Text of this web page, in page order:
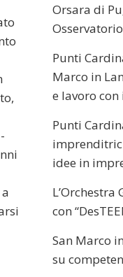
Orsara di
Punti
Marco in
e lavoro
Punti
idee in
con
San Marco
su